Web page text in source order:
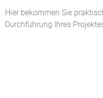
Hier bekommen Sie
Durchführung Ihres